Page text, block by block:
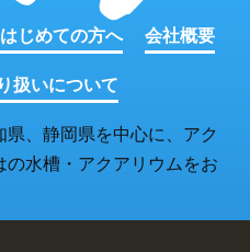
はじめての方へ 会社概要
扱いについて
県、静岡県を中心に、アク
水槽・アクアリウムをお